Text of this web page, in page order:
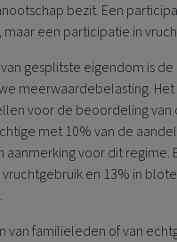
bezit. Een
een participatie in
gesplitste eigendom is
meerwaardebelasting.
voor de beoordeling van
met 10% van de
aanmerking voor dit
en 13% in
van familieleden of van